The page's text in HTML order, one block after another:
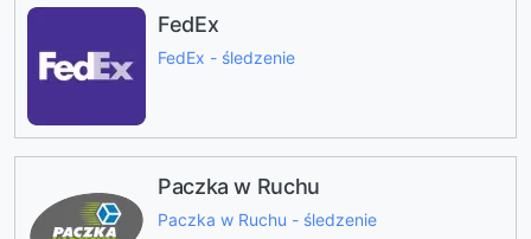
FedEx
FedEx - śledzenie
Paczka w Ruchu
Paczka w Ruchu - śledzenie